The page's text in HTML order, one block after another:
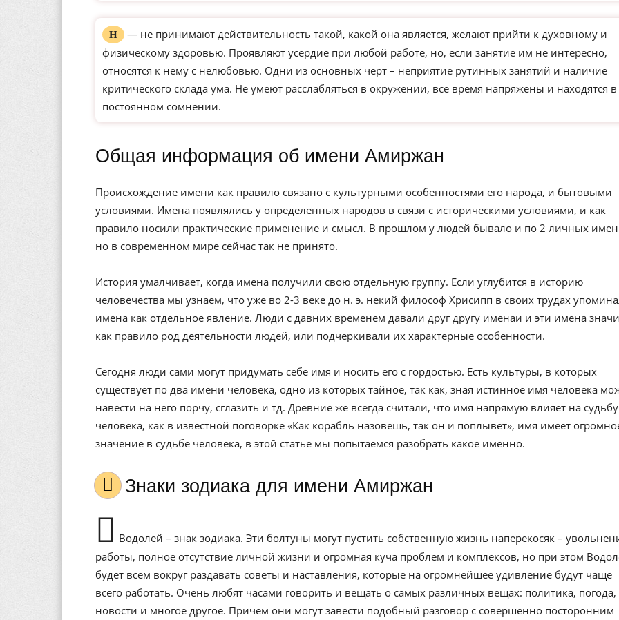
Н
— не принимают действительность такой, какой она является, желают прийти к духовному и
физическому здоровью. Проявляют усердие при любой работе, но, если занятие им не интересно,
относятся к нему с нелюбовью. Одни из основных черт – неприятие рутинных занятий и наличие
критического склада ума. Не умеют расслабляться в окружении, все время напряжены и находятся в
постоянном сомнении.
Общая информация об имени Амиржан
Происхождение имени как правило связано с культурными особенностями его народа, и бытовыми
условиями. Имена появлялись у определенных народов в связи с историческими условиями, и как
правило носили практические применение и смысл. В прошлом у людей бывало и по 2 личных
но в современном мире сейчас так не принято.
История умалчивает, когда имена получили свою отдельную группу. Если углубится в историю
человечества мы узнаем, что уже во 2-3 веке до н. э. некий философ Хрисипп в своих трудах
имена как отдельное явление. Люди с давних временем давали друг другу именаи и эти имена
как правило род деятельности людей, или подчеркивали их характерные особенности.
Сегодня люди сами могут придумать себе имя и носить его с гордостью. Есть культуры, в которых
существует по два имени человека, одно из которых тайное, так как, зная истинное имя человека
навести на него порчу, сглазить и тд. Древние же всегда считали, что имя напрямую влияет на судьбу
человека, как в известной поговорке «Как корабль назовешь, так он и поплывет», имя имеет
значение в судьбе человека, в этой статье мы попытаемся разобрать какое именно.
Знаки зодиака для имени Амиржан
Водолей – знак зодиака. Эти болтуны могут пустить собственную жизнь наперекосяк –
работы, полное отсутствие личной жизни и огромная куча проблем и комплексов, но при этом
будет всем вокруг раздавать советы и наставления, которые на огромнейшее удивление будут чаще
всего работать. Очень любят часами говорить и вещать о самых различных вещах: политика, погода,
новости и многое другое. Причем они могут завести подобный разговор с совершенно посторонним